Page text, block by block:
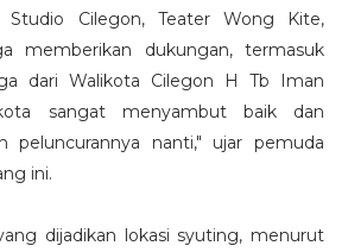
Studio Cilegon, Teater Wong Kite,
memberikan dukungan, termasuk
dari Walikota Cilegon H Tb Iman
sangat menyambut baik dan
peluncurannya nanti," ujar pemuda
ini.
dijadikan lokasi syuting, menurut